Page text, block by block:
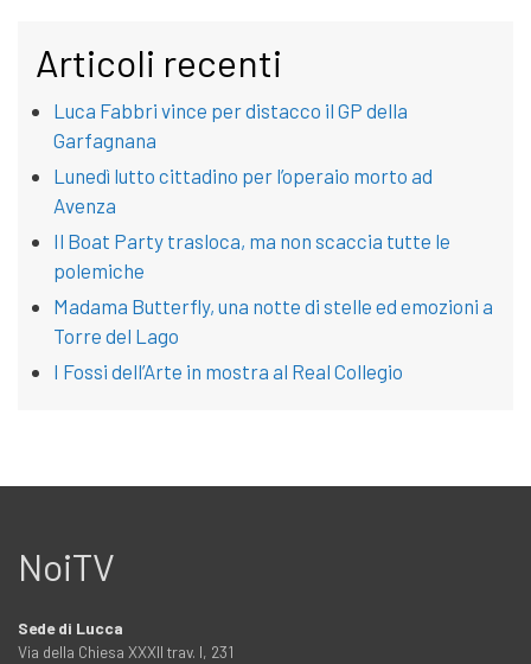
Articoli recenti
Luca Fabbri vince per distacco il GP della
Garfagnana
Lunedì lutto cittadino per l’operaio morto ad
Avenza
Il Boat Party trasloca, ma non scaccia tutte le
polemiche
Madama Butterfly, una notte di stelle ed emozioni a
Torre del Lago
I Fossi dell’Arte in mostra al Real Collegio
NoiTV
Sede di Lucca
Via della Chiesa XXXII trav. I, 231